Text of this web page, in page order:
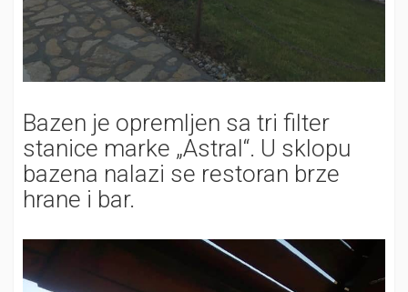
Bazen je opremljen sa tri filter
stanice marke „Astral“. U sklopu
bazena nalazi se restoran brze
hrane i bar.